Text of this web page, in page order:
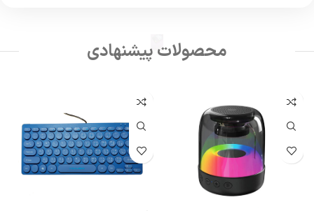
محصولات پیشنهادی